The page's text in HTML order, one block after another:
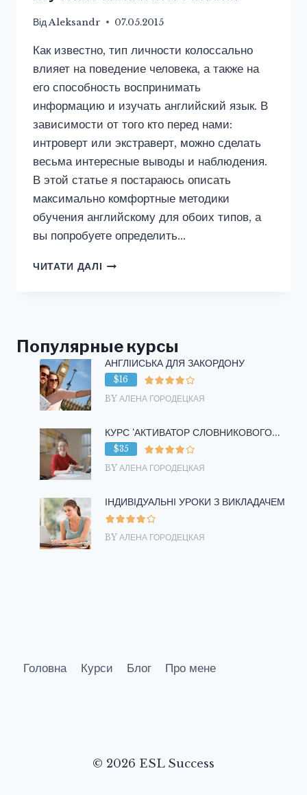
ВідAleksandr 07.05.2015
Как известно, тип личности колоссально
влияет на поведение человека, а также на
его способность воспринимать
информацию и изучать английский язык. В
зависимости от того кто перед нами:
интроверт или экстраверт, можно сделать
весьма интересные выводы и наблюдения.
В этой статье я постараюсь описать
максимально комфортные методики
обучения английскому для обоих типов, а
вы попробуете определить…
ЧИТАТИ ДАЛІ КАК
АНГЛИЙСКОГО
ЯЗЫКА?
Популярные курсы
АНГЛІЙСЬКА ДЛЯ ЗАКОРДОНУ
$16
BY АЛЕНА ГОРОДЕЦКАЯ
КУРС ‘АКТИВАТОР СЛОВНИКОВОГО...
$35
BY АЛЕНА ГОРОДЕЦКАЯ
ІНДИВІДУАЛЬНІ УРОКИ З ВИКЛАДАЧЕМ
BY АЛЕНА ГОРОДЕЦКАЯ
Головна Курси Блог Про мене
© 2026 ESL Success